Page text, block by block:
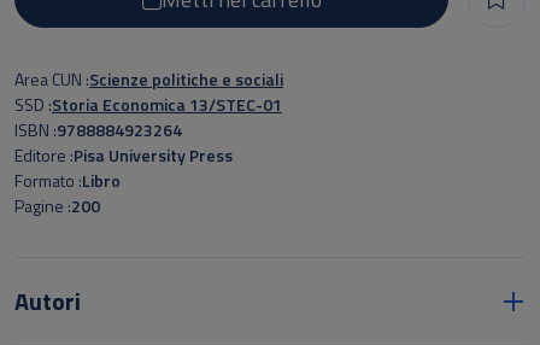
Area CUN Scienze politiche e sociali
SSD Storia Economica 13/STEC-01
ISBN 9788884923264
Editore Pisa University Press
Formato Libro
Pagine 200
Autori